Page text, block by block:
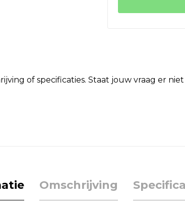
of specificaties. Staat jouw vraag er
Omschrijving